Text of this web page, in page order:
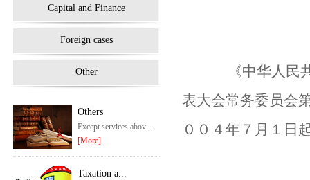
Capital and Finance
Foreign cases
Other
Others
Except services abov...
[More]
Taxation a...
《中华人民共
表大会常务委员会
００４年７月１